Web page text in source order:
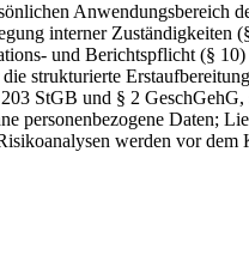
Anwendungsbereich
interner Zuständigkeiten
und Berichtspflicht (§
strukturierte
StGB und § 2
personenbezogene Daten;
werden vor